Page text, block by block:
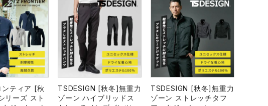
ンティア [秋
リーズ スト
TSDESIGN [秋冬]無重力
ゾーン ハイブリッドス
TSDESIGN [秋冬]無重力
ゾーン ストレッチタフ